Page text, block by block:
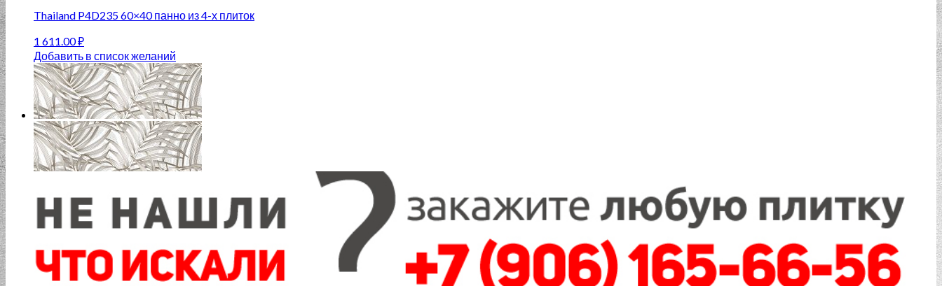
Thailand P4D235 60×40 панно из 4-х плиток
1 611.00₽
Добавить в список желаний
Alma Ceramica дисконт
447.00
Добавить в список желаний